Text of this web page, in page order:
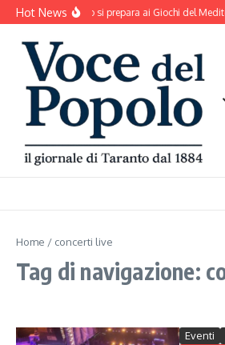
Salta al contenuto
Hot NewsTaranto si prepara ai Giochi del
Home / concerti live
Tag di navigazione:
Eventi